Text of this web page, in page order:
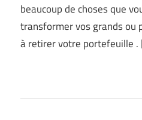
beaucoup de choses que
transformer vos grands ou
à retirer votre portefeuille